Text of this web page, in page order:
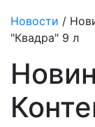
Новости /
"Квадра" 9 л